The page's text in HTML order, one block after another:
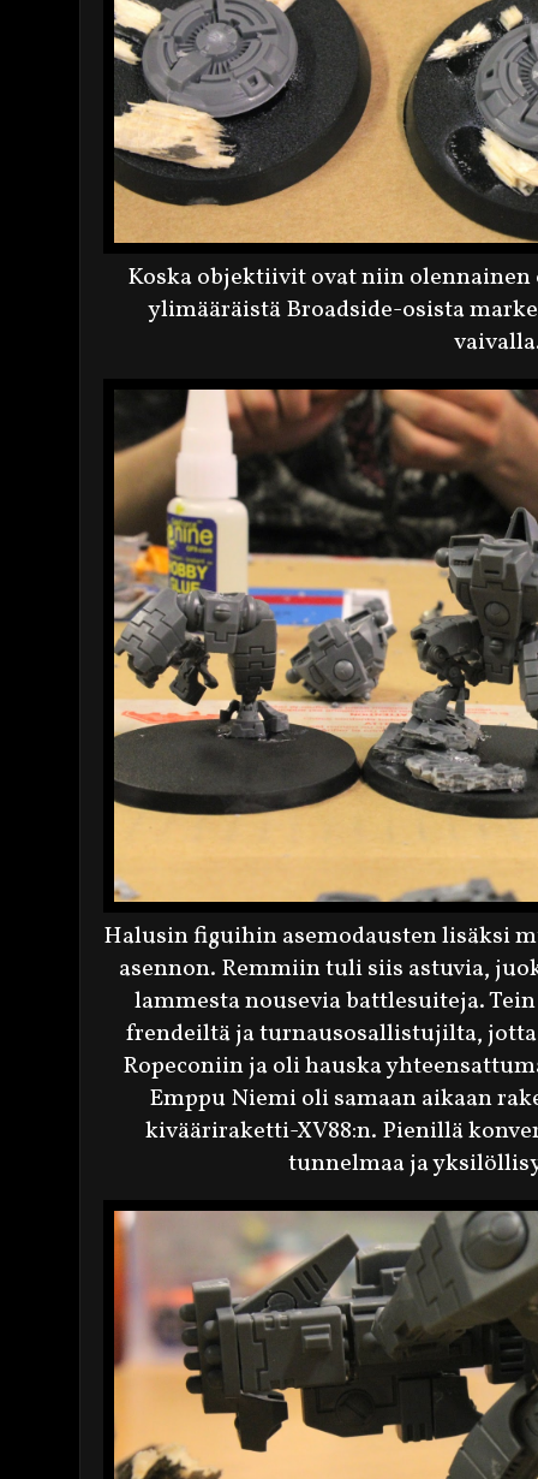
Koska objektiivit ovat niin olennainen
ylimääräistä Broadside-osista
Halusin figuihin asemodausten lisäksi
asennon. Remmiin tuli siis astuvia,
lammesta nousevia battlesuiteja.
frendeiltä ja turnausosallistujilta,
Ropeconiin ja oli hauska
Emppu Niemi oli samaan aikaan
kivääriraketti-XV88:n. Pienillä
tunnelmaa ja